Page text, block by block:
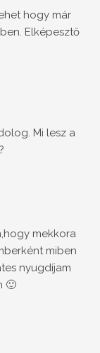
hogy már
Elképesztő
Mi lesz a
mekkora
miben
nyugdíjam
🙂